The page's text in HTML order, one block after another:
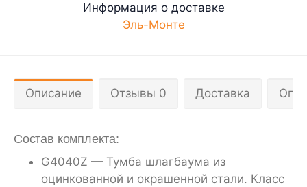
Информация о доставке
Эль-Монте
Описание Отзывы 0 Доставка
Состав комплекта:
G4040Z — Тумба шлагбаума из
оцинкованной и окрашенной стали. Класс